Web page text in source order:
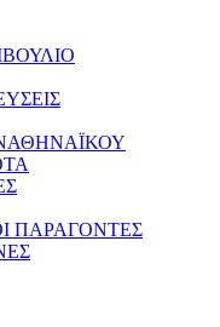
ΠΑΡΑΓΟΝΤΕΣ